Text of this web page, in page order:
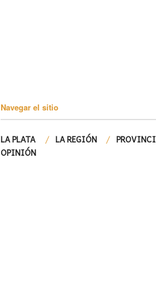
Navegar el sitio
LA PLATA LA REGIÓN
OPINIÓN